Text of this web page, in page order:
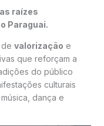
raízes
Paraguai.
valorização e
que reforçam a
do público
culturais
dança e